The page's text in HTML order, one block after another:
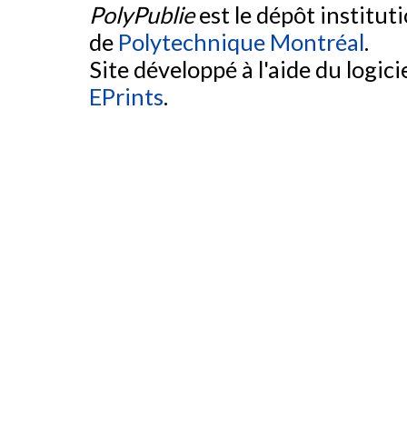
PolyPublieest le dépôt
de Polytechnique Montréal.
Site développé à l'aide du
EPrints.